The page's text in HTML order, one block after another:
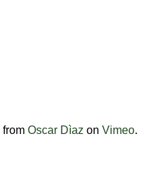
from Oscar Dìaz on Vimeo.